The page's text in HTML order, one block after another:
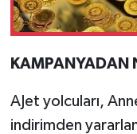
KAMPANYADAN
AJet yolcuları,
indirimden